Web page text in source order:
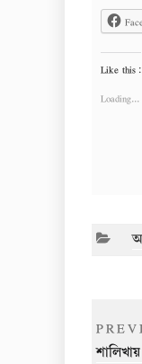
Like this:
Loading...
Post
Previous
Post